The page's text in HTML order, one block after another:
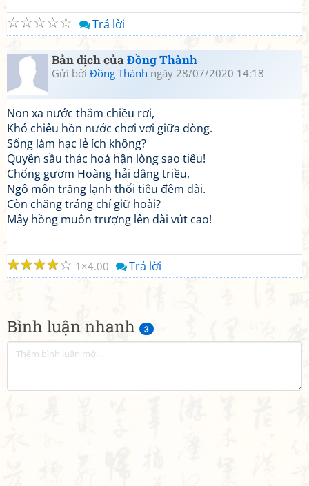
Bình luận nhanh 3
☆
☆
☆
☆
☆ Trả lời
Bản dịch củaĐồng Thành
Gửi bởi Đồng Thành ngày 28/07/2020 14:18
Non xa nước thẳm chiều rơi,
Khó chiêu hồn nước chơi vơi giữa dòng.
Sống làm hạc lẻ ích không?
Quyên sầu thác hoá hận lòng sao tiêu!
Chống gươm Hoàng hải dâng triều,
Ngô môn trăng lạnh thổi tiêu đêm dài.
Còn chăng tráng chí giữ hoài?
Mây hồng muôn trượng lên đài vút cao!
☆
☆
☆
☆
☆ 1 4.00 Trả lời